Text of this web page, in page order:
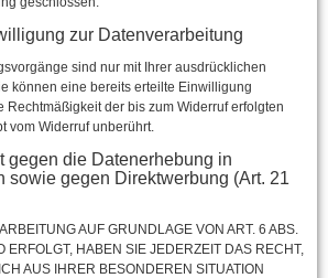
zur Datenverarbeitung
sind nur mit Ihrer ausdrücklichen
können eine bereits erteilte Einwilligung
Rechtmäßigkeit der bis zum Widerruf erfolgten
vom Widerruf unberührt.
gegen die Datenerhebung in
sowie gegen Direktwerbung (Art. 21
AUF GRUNDLAGE VON ART. 6 ABS.
ERFOLGT, HABEN SIE JEDERZEIT DAS RECHT,
AUS IHRER BESONDEREN SITUATION